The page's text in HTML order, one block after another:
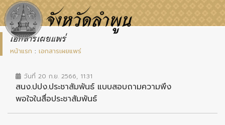
เอกสารเผยแพร่
หน้าแรก : เอกสารเผยแพร่
วันที่ 20 ก.ย. 2566, 11:31
สนง.ปปง.ประชาสัมพันธ์ แบบสอบถามความพึง
พอใจในสื่อประชาสัมพันธ์